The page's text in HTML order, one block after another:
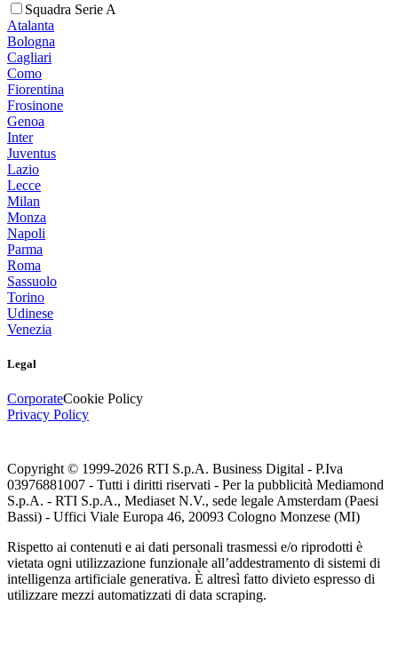
Squadra Serie A
Atalanta
Bologna
Cagliari
Como
Fiorentina
Frosinone
Genoa
Inter
Juventus
Lazio
Lecce
Milan
Monza
Napoli
Parma
Roma
Sassuolo
Torino
Udinese
Venezia
Legal
CorporateCookie Policy
Privacy Policy
Copyright © 1999-2026 RTI S.p.A. Business Digital - P.Iva
03976881007 - Tutti i diritti riservati - Per la pubblicità Mediamond
S.p.A. - RTI S.p.A., Mediaset N.V., sede legale Amsterdam (Paesi
Bassi) - Uffici Viale Europa 46, 20093 Cologno Monzese (MI)
Rispetto ai contenuti e ai dati personali trasmessi e/o riprodotti è
vietata ogni utilizzazione funzionale all’addestramento di sistemi di
intelligenza artificiale generativa. È altresì fatto divieto espresso di
utilizzare mezzi automatizzati di data scraping.